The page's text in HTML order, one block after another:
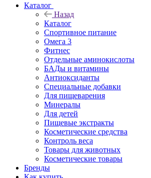
Каталог
Назад
Каталог
Спортивное питание
Омега 3
Фитнес
Отдельные аминокислоты
БАДы и витамины
Антиоксиданты
Специальные добавки
Для пищеварения
Минералы
Для детей
Пищевые экстракты
Косметические средства
Контроль веса
Товары для животных
Косметические товары
Бренды